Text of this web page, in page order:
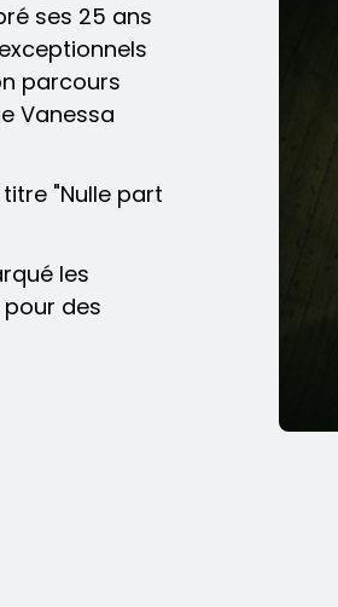
ses 25 ans
parcours
Vanessa
"Nulle part
les
des